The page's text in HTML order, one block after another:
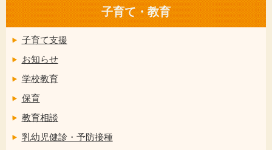
子育て・教育
子育て支援
お知らせ
学校教育
保育
教育相談
乳幼児健診・予防接種